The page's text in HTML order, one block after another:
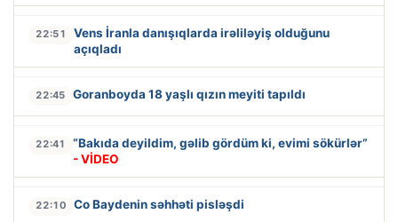
22:51
Vens İranla danışıqlarda irəliləyiş olduğunu
açıqladı
22:45 Goranboyda 18 yaşlı qızın meyiti tapıldı
22:41
“Bakıda deyildim, gəlib gördüm ki, evimi sökürlər”
- VİDEO
22:10 Co Baydenin səhhəti pisləşdi